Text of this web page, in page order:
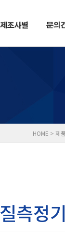
HOME > 제
측정기